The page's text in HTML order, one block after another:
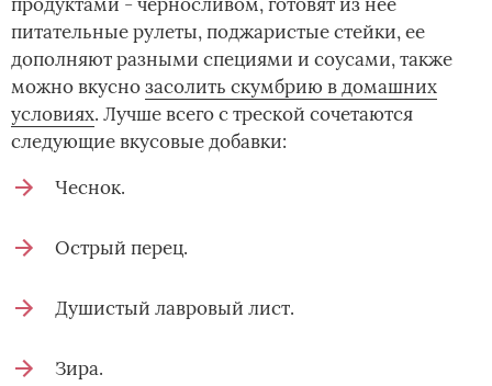
питательные рулеты, поджаристые стейки, ее
дополняют разными специями и соусами, также
можно вкуснозасолить скумбрию в домашних
условиях. Лучше всего с треской сочетаются
следующие вкусовые добавки:
Чеснок.
Острый перец.
Душистый лавровый лист.
Зира.